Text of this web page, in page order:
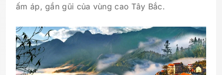
ấm áp, gần gũi của vùng cao Tây Bắc.